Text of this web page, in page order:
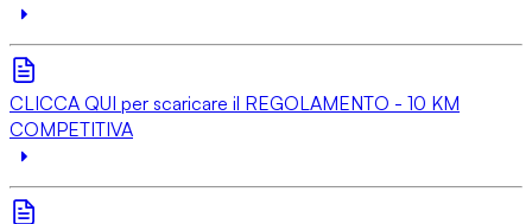
CLICCA QUI per scaricare il REGOLAMENTO - 10 KM
COMPETITIVA